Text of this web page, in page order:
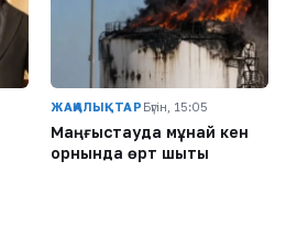
ЖАҢАЛЫҚТАР Бүгін, 15:05
Маңғыстауда мұнай кен
орнында өрт шықты